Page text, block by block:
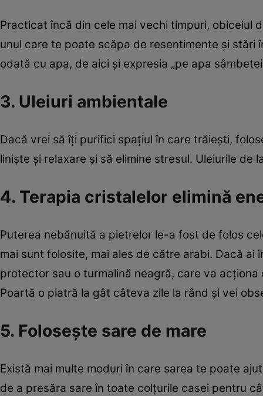
Practicat încă din cele mai vechi timpuri, obiceiul
unul care te poate scăpa de resentimente şi stări
odată cu apa, de aici şi expresia „pe apa
3. Uleiuri ambientale
Dacă vrei să îţi purifici spaţiul în care trăieşti,
linişte şi relaxare şi să elimine stresul. Uleiurile
4. Terapia cristalelor elimină
Puterea nebănuită a pietrelor le-a fost de folos
mai sunt folosite, mai ales de către arabi. Dacă
protector sau o turmalină neagră, care va
Poartă o piatră la gât câteva zile la rând şi vei
5. Foloseşte sare de mare
Există mai multe moduri în care sarea te poate
de a presăra sare în toate colţurile casei pentru